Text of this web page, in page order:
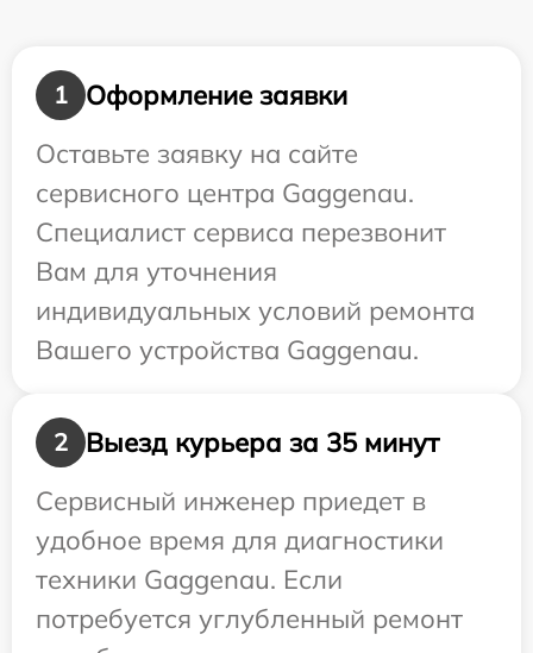
1
Оформление заявки
Оставьте заявку на сайте
сервисного центра Gaggenau.
Специалист сервиса перезвонит
Вам для уточнения
индивидуальных условий ремонта
Вашего устройства Gaggenau.
2
Выезд курьера за 35 минут
Сервисный инженер приедет в
удобное время для диагностики
техники Gaggenau. Если
потребуется углубленный ремонт